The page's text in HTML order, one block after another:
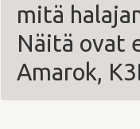
mitä
Näitä ovat
Amarok,